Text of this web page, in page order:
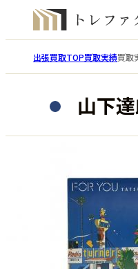
出張買取TOP買取実績買取
山下